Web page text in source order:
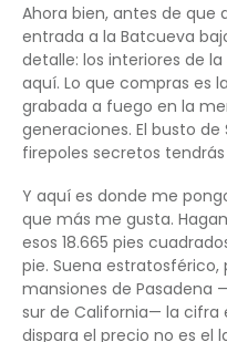
Ahora bien, antes de que
entrada a la Batcueva
detalle: los interiores de
aquí. Lo que compras es
grabada a fuego en la
generaciones. El busto
firepoles secretos
Y aquí es donde me
que más me gusta.
esos 18.665 pies
pie. Suena estratosférico,
mansiones de Pasadena
sur de California— la cifra
dispara el precio no es el